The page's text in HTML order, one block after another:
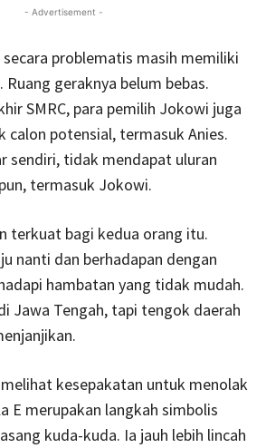
- Advertisement -
secara problematis masih memiliki
geraknya belum bebas.
SMRC, para pemilih Jokowi juga
calon potensial, termasuk Anies.
sendiri, tidak mendapat uluran
termasuk Jokowi.
terkuat bagi kedua orang itu.
nanti dan berhadapan dengan
hambatan yang tidak mudah.
Jawa Tengah, tapi tengok daerah
kesepakatan untuk menolak
E merupakan langkah simbolis
kuda-kuda. Ia jauh lebih lincah